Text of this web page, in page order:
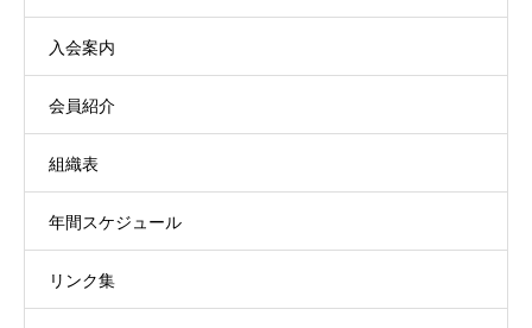
入会案内
会員紹介
組織表
年間スケジュール
リンク集